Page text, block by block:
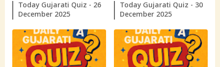
Today Gujarati Quiz - 26
December 2025
Today Gujarati Quiz - 30
December 2025